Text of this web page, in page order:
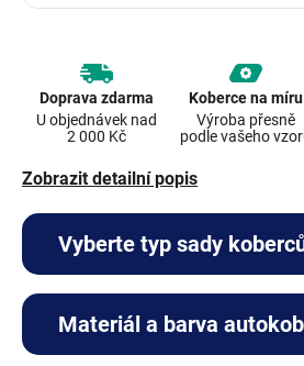
Zobrazit detailní popis
Vyberte typ sady
Materiál a barva
Doprava zdarma
U objednávek nad
2 000 Kč
Koberce na míru
Výroba přesně
podle vašeho